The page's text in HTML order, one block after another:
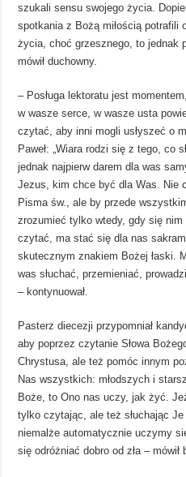
szukali sensu swojego życia.
spotkania z Bożą miłością potrafili
życia, choć grzesznego, to jednak
mówił duchowny.
– Posługa lektoratu jest
w wasze serce, w wasze usta
czytać, aby inni mogli usłyszeć o
Paweł: „Wiara rodzi się z tego, co
jednak najpierw darem dla was
Jezus, kim chce być dla Was. Nie
Pisma św., ale by przede
zrozumieć tylko wtedy, gdy się nim
czytać, ma stać się dla nas
skutecznym znakiem Bożej łaski.
was słuchać, przemieniać,
– kontynuował.
Pasterz diecezji przypomniał
aby poprzez czytanie Słowa
Chrystusa, ale też pomóc innym
Nas wszystkich: młodszych i
Boże, to Ono nas uczy, jak żyć.
tylko czytając, ale też słuchając
niemalże automatycznie uczymy
się odróżniać dobro od zła – mówił